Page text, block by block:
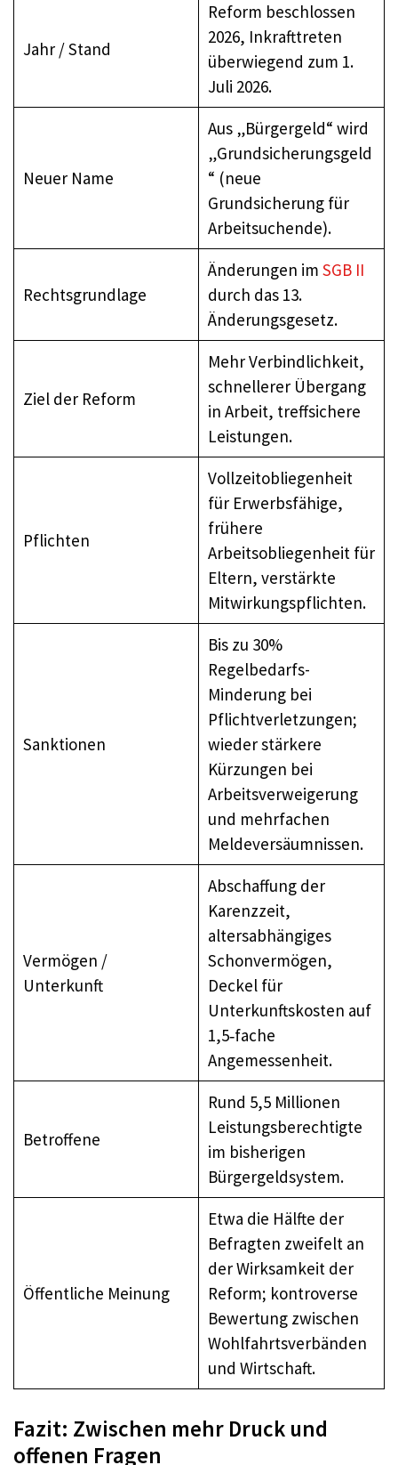
Jahr / Stand
Reform beschlossen
2026, Inkrafttreten
überwiegend zum 1.
Juli 2026.
Neuer Name
Aus „Bürgergeld“ wird
„Grundsicherungsgeld
“ (neue
Grundsicherung für
Arbeitsuchende).
Rechtsgrundlage
Änderungen im SGB II
durch das 13.
Änderungsgesetz.
Ziel der Reform
Mehr Verbindlichkeit,
schnellerer Übergang
in Arbeit, treffsichere
Leistungen.
Pflichten
Vollzeitobliegenheit
für Erwerbsfähige,
frühere
Arbeitsobliegenheit für
Eltern, verstärkte
Mitwirkungspflichten.
Sanktionen
Bis zu 30%
Regelbedarfs-
Minderung bei
Pflichtverletzungen;
wieder stärkere
Kürzungen bei
Arbeitsverweigerung
und mehrfachen
Meldeversäumnissen.
Vermögen /
Unterkunft
Abschaffung der
Karenzzeit,
altersabhängiges
Schonvermögen,
Deckel für
Unterkunftskosten auf
1,5‑fache
Angemessenheit.
Betroffene
Rund 5,5 Millionen
Leistungsberechtigte
im bisherigen
Bürgergeldsystem.
Öffentliche Meinung
Etwa die Hälfte der
Befragten zweifelt an
der Wirksamkeit der
Reform; kontroverse
Bewertung zwischen
Wohlfahrtsverbänden
und Wirtschaft.
Fazit: Zwischen mehr Druck und
offenen Fragen